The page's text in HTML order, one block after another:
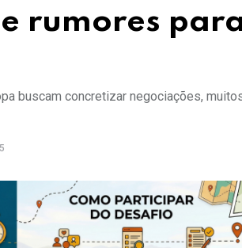
rumores
buscam concretizar negociações,